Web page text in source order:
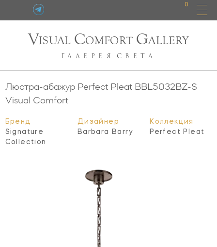
0
VISUAL COMFORT GALLERY
ГАЛЕРЕЯ СВЕТА
Люстра-абажур Perfect Pleat BBL5032BZ-S
Visual Comfort
Бренд
Signature
Collection
Дизайнер
Barbara Barry
Коллекция
Perfect Pleat